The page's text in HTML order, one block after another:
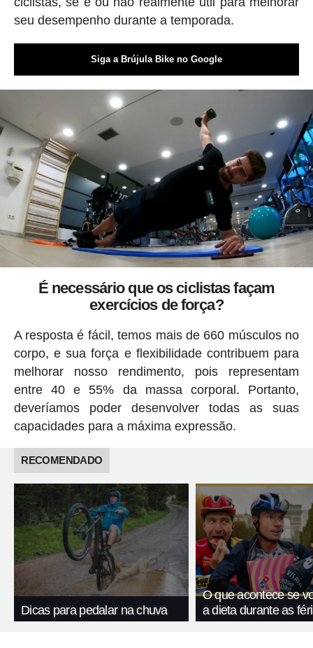
seu desempenho durante a temporada.
Siga a Brújula Bike no Google
É necessário que os ciclistas façam
exercícios de força?
A resposta é fácil, temos mais de 660 músculos no
corpo, e sua força e flexibilidade contribuem para
melhorar nosso rendimento, pois representam
entre 40 e 55% da massa corporal. Portanto,
deveríamos poder desenvolver todas as suas
capacidades para a máxima expressão.
RECOMENDADO
Dicas para pedalar na chuva
O que acontece se
a dieta durante as